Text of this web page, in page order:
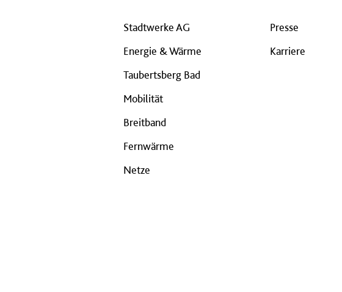
Stadtwerke AG
Energie & Wärme
Taubertsberg Bad
Mobilität
Breitband
Fernwärme
Netze
Presse
Karriere